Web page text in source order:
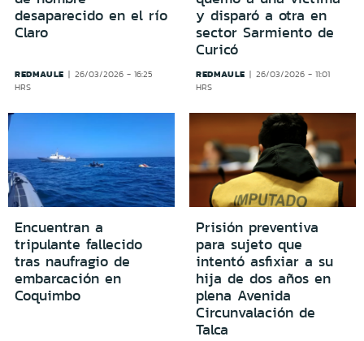
desaparecido en el río
Claro
REDMAULE
26/03/2026 - 16:25
HRS
y disparó a otra en
sector Sarmiento de
Curicó
REDMAULE
26/03/2026 - 11:01
HRS
Encuentran a
tripulante fallecido
tras naufragio de
embarcación en
Coquimbo
Prisión preventiva
para sujeto que
intentó asfixiar a su
hija de dos años en
plena Avenida
Circunvalación de
Talca